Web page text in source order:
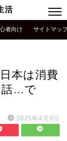
活
者向け サイトマッ
本は消費
話…で
2025年4月9日